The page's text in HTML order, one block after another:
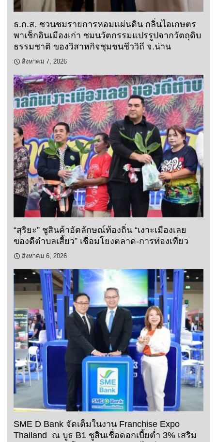
ธ.ก.ส. ชวนชมรายการหอมแผ่นดิน กลิ่นไอเกษตร
พาเช็กอินเมืองเก่า ชมนวัตกรรมแปรรูปจากวัตถุดิบ
ธรรมชาติ ของวิสาหกิจชุมชนชีววิถี จ.น่าน
สิงหาคม 7, 2026
“สุริยะ” ชูสินค้าอัตลักษณ์ท้องถิ่น “เงาะเมืองเลย
ของดีตำบลเสี้ยว” เชื่อมโยงตลาด-การท่องเที่ยว
สิงหาคม 6, 2026
SME D Bank จัดเต็มในงาน Franchise Expo
Thailand ณ บูธ B1 ชูสินเชื่อดอกเบี้ยต่ำ 3% เสริม